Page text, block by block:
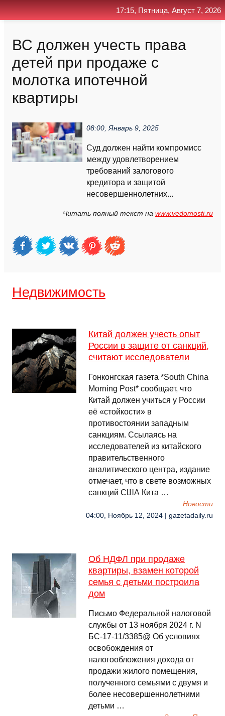
ВС должен учесть права
детей при продаже с
молотка ипотечной
квартиры
08:00, Январь 9, 2025
Суд должен найти компромисс
между удовлетворением
требований залогового
кредитора и защитой
несовершеннолетних...
Читать полный текст на www.vedomosti.ru
Недвижимость
Китай должен учесть опыт
России в защите от санкций,
считают исследователи
Гонконгская газета *South China
Morning Post* сообщает, что
Китай должен учиться у России
её «стойкости» в
противостоянии западным
санкциям. Ссылаясь на
исследователей из китайского
правительственного
аналитического центра, издание
отмечает, что в свете возможных
санкций США Кита …
Новости
04:00, Ноябрь 12, 2024 | gazetadaily.ru
Об НДФЛ при продаже
квартиры, взамен которой
семья с детьми построила
дом
Письмо Федеральной налоговой
службы от 13 ноября 2024 г. N
БС-17-11/3385@ Об условиях
освобождения от
налогообложения дохода от
продажи жилого помещения,
полученного семьями с двумя и
более несовершеннолетними
детьми …
17:15, Пятница, Август 7, 2026